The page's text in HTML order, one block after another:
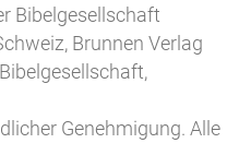
Bibelgesellschaft
Brunnen Verlag
Genehmigung. Alle